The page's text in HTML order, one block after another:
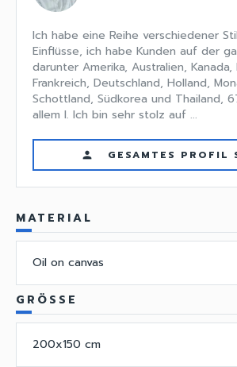
Ich habe eine Reihe verschiedener
Einflüsse, ich habe Kunden auf der
darunter Amerika, Australien, Kanada,
Frankreich, Deutschland, Holland,
Schottland, Südkorea und Thailand,
allem I. Ich bin sehr stolz auf ...
person GESAMTES PROFIL
MATERIAL
Oil on canvas
GRÖSSE
200x150 cm